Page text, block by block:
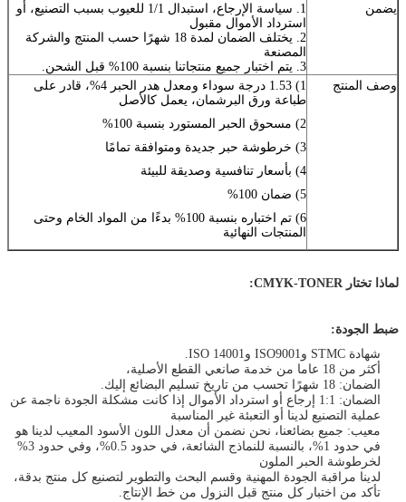
يضمن
1. سياسة الإرجاع، استبدال 1/1 للعيوب بسبب التصنيع، أو
استرداد الأموال مقبول
2. يختلف الضمان لمدة 18 شهرًا حسب المنتج والشركة
المصنعة
3. يتم اختبار جميع منتجاتنا بنسبة 100% قبل الشحن.
وصف المنتج
1) 1.53 درجة سوداء ومعدل هدر الحبر 4%، قادر على
طباعة ورق البرشمان، يعمل كالأصل
2) مسحوق الحبر المستورد بنسبة 100%
3) خرطوشة حبر جديدة ومتوافقة تمامًا
4) بأسعار تنافسية وصديقة للبيئة
5) ضمان 100%
6) تم اختباره بنسبة 100% بدءًا من المواد الخام وحتى
المنتجات النهائية
لماذا تختار CMYK-TONER:
ضبط الجودة:
شهادة STMC وISO9001 وISO 14001.
أكثر من 18 عاما من خدمة صانعي القطع الأصلية،
الضمان: 18 شهرًا تحسب من تاريخ تسليم البضائع إليك.
الضمان: 1:1 إرجاع أو استرداد الأموال إذا كانت مشكلة الجودة ناجمة عن
عملية التصنيع لدينا أو التعبئة غير المناسبة
معيب: جميع بضائعنا، نحن نضمن أن معدل اللون الأسود المعيب لدينا هو
في حدود 1%، بالنسبة للنماذج الشائعة، في حدود 0.5%، وفي حدود 3%
لخرطوشة الحبر الملون
لدينا مراقبة الجودة المهنية وقسم البحث والتطوير لتصنيع كل منتج بدقة،
تأكد من اختبار كل منتج قبل النزول من خط الإنتاج.